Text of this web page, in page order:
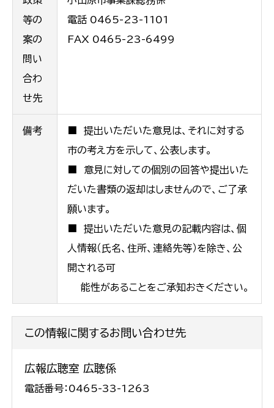
等の
案の
問い
合わ
せ先
電話 0465-23-1101
FAX 0465-23-6499
備考
■ 提出いただいた意見は、それに対する
市の考え方を示して、公表します。
■ 意見に対しての個別の回答や提出いた
だいた書類の返却はしませんので、ご了承
願います。
■ 提出いただいた意見の記載内容は、個
人情報（氏名、住所、連絡先等）を除き、公
開される可
能性があることをご承知おきください。
この情報に関するお問い合わせ先
広報広聴室 広聴係
電話番号：0465-33-1263